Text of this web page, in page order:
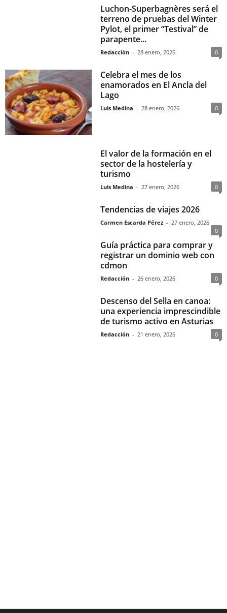
Luchon-Superbagnères será el
terreno de pruebas del Winter
Pylot, el primer “Testival” de
parapente...
Redacción - 28 enero, 2026 0
Celebra el mes de los
enamorados en El Ancla del
Lago
Luis Medina - 28 enero, 2026 0
El valor de la formación en el
sector de la hostelería y
turismo
Luis Medina - 27 enero, 2026 0
Tendencias de viajes 2026
Carmen Escarda Pérez - 27 enero, 2026
0
Guía práctica para comprar y
registrar un dominio web con
cdmon
Redacción - 26 enero, 2026 0
Descenso del Sella en canoa:
una experiencia imprescindible
de turismo activo en Asturias
Redacción - 21 enero, 2026 0